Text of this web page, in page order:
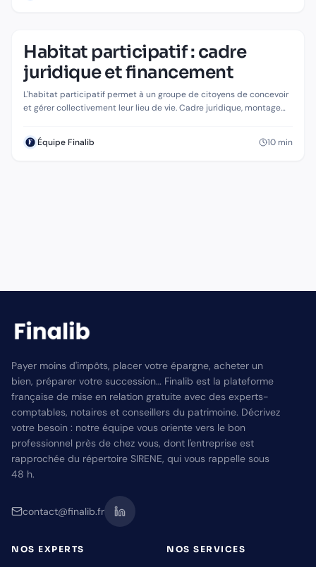
IMMOBILIER
Habitat participatif : cadre juridique et
financement
Habitat participatif : cadre
juridique et financement
L'habitat participatif permet à un groupe de citoyens de concevoir
et gérer collectivement leur lieu de vie. Cadre juridique, montage
développement.
Équipe Finalib 10min
Payer moins d'impôts, placer votre épargne, acheter un
bien, préparer votre succession… Finalib est la plateforme
française de mise en relation gratuite avec des experts-
comptables, notaires et conseillers du patrimoine. Décrivez
votre besoin : notre équipe vous oriente vers le bon
professionnel près de chez vous, dont l'entreprise est
rapprochée du répertoire SIRENE, qui vous rappelle sous
48 h.
contact@finalib.fr
NOS EXPERTS NOS SERVICES